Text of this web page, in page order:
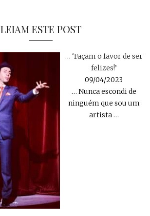
LEIAM ESTE POST
… ‘Façam o favor de ser
felizes!’
09/04/2023
… Nunca escondi de
ninguém que sou um
artista …